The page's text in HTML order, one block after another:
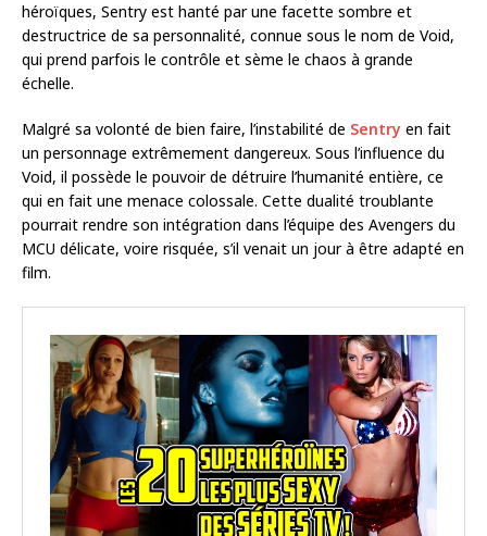
héroïques, Sentry est hanté par une facette sombre et
destructrice de sa personnalité, connue sous le nom de Void,
qui prend parfois le contrôle et sème le chaos à grande
échelle.
Malgré sa volonté de bien faire, l’instabilité de Sentry en fait
un personnage extrêmement dangereux. Sous l’influence du
Void, il possède le pouvoir de détruire l’humanité entière, ce
qui en fait une menace colossale. Cette dualité troublante
pourrait rendre son intégration dans l’équipe des Avengers du
MCU délicate, voire risquée, s’il venait un jour à être adapté en
film.